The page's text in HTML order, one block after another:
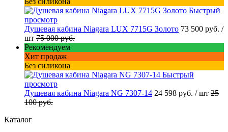
Быстрый
просмотр
Душевая кабина Niagara LUX 7715G Золото 73 500 руб. /
шт 75 000 руб.
Рекомендуем
Хит продаж
Без силикона
Быстрый
просмотр
Душевая кабина Niagara NG 7307-14 24 598 руб. / шт 25
100 руб.
Каталог